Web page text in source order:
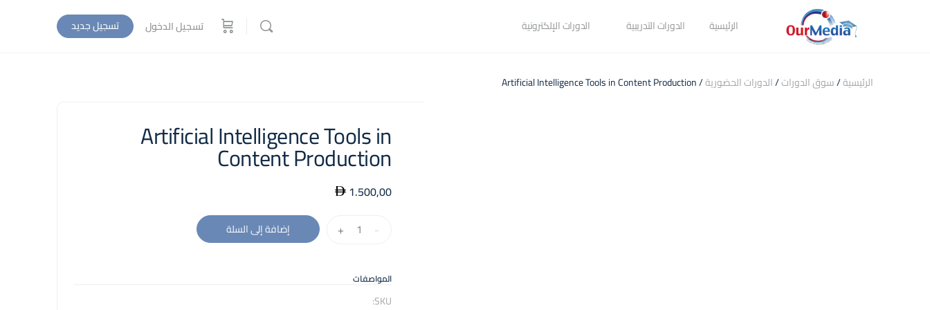
الرئيسية الدورات التدريبية الدورات الإلكترونية تسجيل الدخول تسجيل جديد
الرئيسية/سوق الدورات/الدورات الحضورية/ Artificial Intelligence Tools in Content Production
Artificial Intelligence Tools in
Content Production
1.500,00
Tools
in
-
+ إضافة إلى السلة
المواصفات
SKU: